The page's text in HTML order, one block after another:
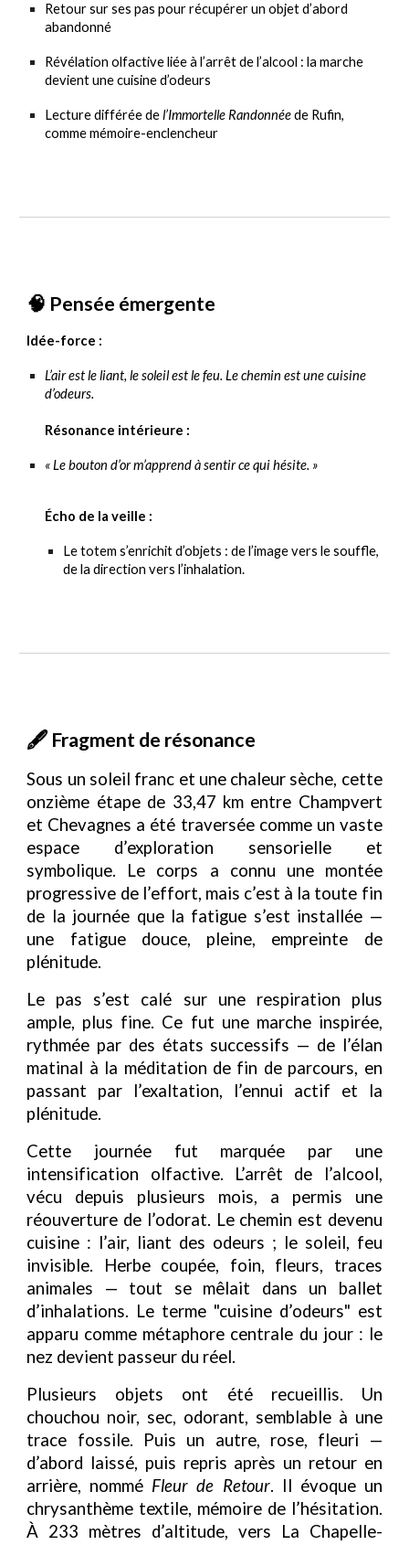
Retour sur ses pas pour récupérer un objet d’abord
abandonné
Révélation olfactive liée à l’arrêt de l’alcool : la marche
devient une cuisine d’odeurs
Lecture différée del’Immortelle Randonnéede Rufin,
comme mémoire-enclencheur
🧠 Pensée émergente
Idée-force :
L’air est le liant, le soleil est le feu. Le chemin est une cuisine
d’odeurs.
Résonance intérieure :
« Le bouton d’or m’apprend à sentir ce qui hésite. »
Écho de la veille :
Le totem s’enrichit d’objets : de l’image vers le souffle,
de la direction vers l’inhalation.
🖋️ Fragment de résonance
Sous un soleil franc et une chaleur sèche, cette
onzième étape de 33,47 km entre Champvert
et Chevagnes a été traversée comme un vaste
espace d’exploration sensorielle et
symbolique. Le corps a connu une montée
progressive de l’effort, mais c’est à la toute fin
de la journée que la fatigue s’est installée —
une fatigue douce, pleine, empreinte de
plénitude.
Le pas s’est calé sur une respiration plus
ample, plus fine. Ce fut une marche inspirée,
rythmée par des états successifs — de l’élan
matinal à la méditation de fin de parcours, en
passant par l’exaltation, l’ennui actif et la
plénitude.
Cette journée fut marquée par une
intensification olfactive. L’arrêt de l’alcool,
vécu depuis plusieurs mois, a permis une
réouverture de l’odorat. Le chemin est devenu
cuisine : l’air, liant des odeurs ; le soleil, feu
invisible. Herbe coupée, foin, fleurs, traces
animales — tout se mêlait dans un ballet
d’inhalations. Le terme "cuisine d’odeurs" est
apparu comme métaphore centrale du jour : le
nez devient passeur du réel.
Plusieurs objets ont été recueillis. Un
chouchou noir, sec, odorant, semblable à une
trace fossile. Puis un autre, rose, fleuri —
d’abord laissé, puis repris après un retour en
arrière, nommé Fleur de Retour. Il évoque un
chrysanthème textile, mémoire de l’hésitation.
À 233 mètres d’altitude, vers La Chapelle-